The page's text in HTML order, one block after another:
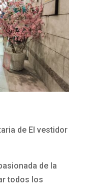
de El vestidor
de la
todos los